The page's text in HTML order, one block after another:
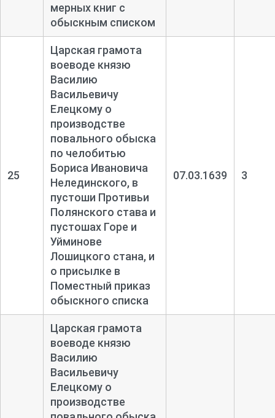
мерных книг с
обыскным списком
25
Царская грамота
воеводе князю
Василию
Васильевичу
Елецкому о
производстве
повального обыска
по челобитью
Бориса Ивановича
Нелединского, в
пустоши Противьи
Полянского става и
пустошах Горе и
Уйминове
Лошицкого стана, и
о присылке в
Поместный приказ
обыскного списка
07.03.1639 3
Царская грамота
воеводе князю
Василию
Васильевичу
Елецкому о
производстве